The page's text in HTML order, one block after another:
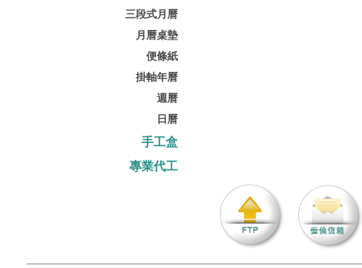
三段式月曆
月曆桌墊
便條紙
掛軸年曆
週曆
日曆
手工盒
專業代工